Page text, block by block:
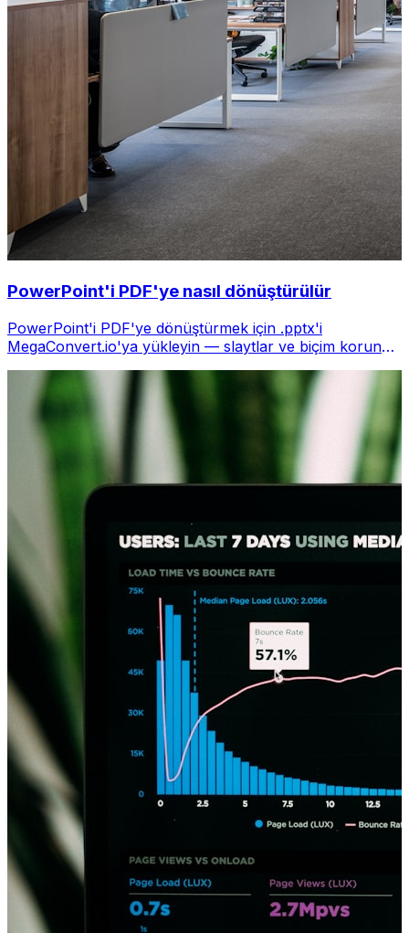
PowerPoint'i PDF'ye nasıl dönüştürülür
PowerPoint'i PDF'ye dönüştürmek için .pptx'i
MegaConvert.io'ya yükleyin — slaytlar ve biçim korunur,